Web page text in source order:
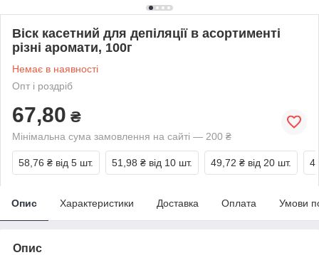
Віск касетний для депіляції в асортименті
різні аромати, 100г
Немає в наявності
Опт і роздріб
67,80 ₴
Мінімальна сума замовлення на сайті — 200 ₴
58,76 ₴ від 5 шт. 51,98 ₴ від 10 шт. 49,72 ₴ від 20 шт.
Опис Характеристики Доставка Оплата Умови
Опис